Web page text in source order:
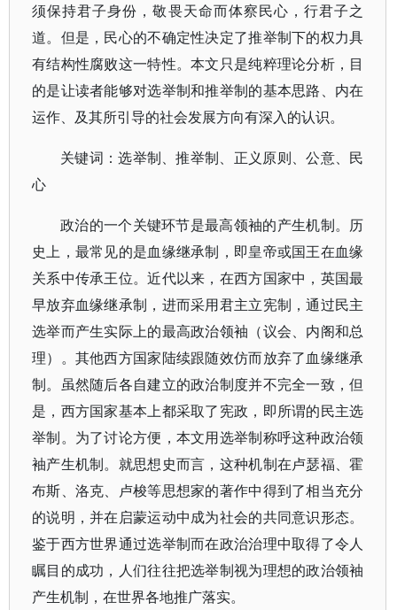
须保持君子身份，敬畏天命而体察民心，行君子之
道。但是，民心的不确定性决定了推举制下的权力具
有结构性腐败这一特性。本文只是纯粹理论分析，目
的是让读者能够对选举制和推举制的基本思路、内在
运作、及其所引导的社会发展方向有深入的认识。
关键词：选举制、推举制、正义原则、公意、民
心
政治的一个关键环节是最高领袖的产生机制。历
史上，最常见的是血缘继承制，即皇帝或国王在血缘
关系中传承王位。近代以来，在西方国家中，英国最
早放弃血缘继承制，进而采用君主立宪制，通过民主
选举而产生实际上的最高政治领袖（议会、内阁和总
理）。其他西方国家陆续跟随效仿而放弃了血缘继承
制。虽然随后各自建立的政治制度并不完全一致，但
是，西方国家基本上都采取了宪政，即所谓的民主选
举制。为了讨论方便，本文用选举制称呼这种政治领
袖产生机制。就思想史而言，这种机制在卢瑟福、霍
布斯、洛克、卢梭等思想家的著作中得到了相当充分
的说明，并在启蒙运动中成为社会的共同意识形态。
鉴于西方世界通过选举制而在政治治理中取得了令人
瞩目的成功，人们往往把选举制视为理想的政治领袖
产生机制，在世界各地推广落实。